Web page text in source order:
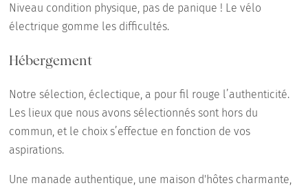
Niveau condition physique, pas de panique ! Le vélo
électrique gomme les difficultés.
Hébergement
Notre sélection, éclectique, a pour fil rouge l’authenticité.
Les lieux que nous avons sélectionnés sont hors du
commun, et le choix s’effectue en fonction de vos
aspirations.
Une manade authentique, une maison d'hôtes charmante,